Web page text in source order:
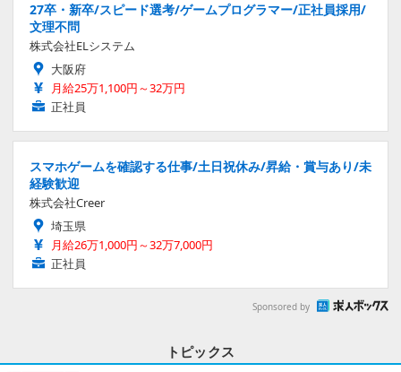
27卒・新卒/スピード選考/ゲームプログラマー/正社員採用/
文理不問
株式会社ELシステム
大阪府
月給25万1,100円～32万円
正社員
スマホゲームを確認する仕事/土日祝休み/昇給・賞与あり/未
経験歓迎
株式会社Creer
埼玉県
月給26万1,000円～32万7,000円
正社員
Sponsored by
トピックス